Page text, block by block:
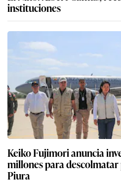
instituciones
Keiko Fujimori anuncia
millones para
Piura